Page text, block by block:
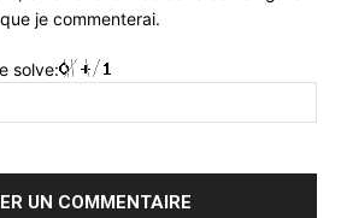
je commenterai.
solve: